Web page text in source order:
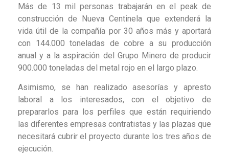
Más de 13 mil personas trabajarán en el peak de
construcción de Nueva Centinela que extenderá la
vida útil de la compañía por 30 años más y aportará
con 144.000 toneladas de cobre a su producción
anual y a la aspiración del Grupo Minero de producir
900.000 toneladas del metal rojo en el largo plazo.
Asimismo, se han realizado asesorías y apresto
laboral a los interesados, con el objetivo de
prepararlos para los perfiles que están requiriendo
las diferentes empresas contratistas y las plazas que
necesitará cubrir el proyecto durante los tres años de
ejecución.